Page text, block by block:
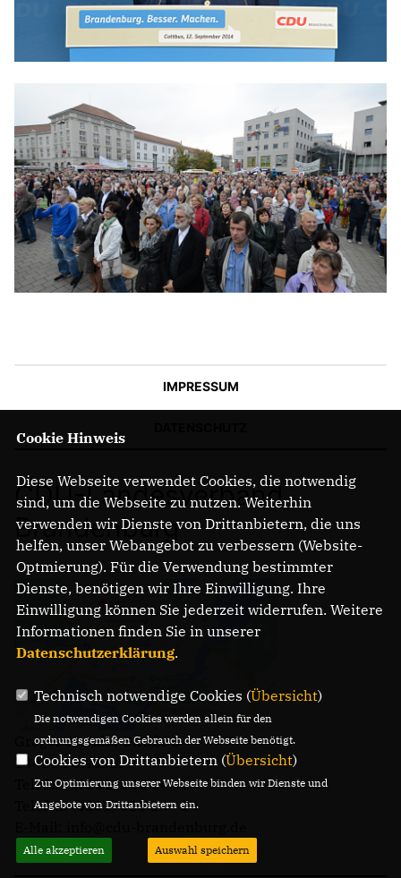
IMPRESSUM
CDU-Landesverband
Brandenburg
Gregor-Mendel-Straße 3
14469 Potsdam
Telefon: (0331) 620 14 - 0
Telefax: (0331) 620 14 - 14
Cookie Hinweis
Diese Webseite verwendet Cookies, die notwendig
sind, um die Webseite zu nutzen. Weiterhin
verwenden wir Dienste von Drittanbietern, die uns
helfen, unser Webangebot zu verbessern (Website-
Optmierung). Für die Verwendung bestimmter
Dienste, benötigen wir Ihre Einwilligung. Ihre
Einwilligung können Sie jederzeit widerrufen. Weitere
Informationen finden Sie in unserer
Datenschutzerklärung.
Technisch notwendige Cookies (Übersicht)
Die notwendigen Cookies werden allein für den
ordnungsgemäßen Gebrauch der Webseite benötigt.
Cookies von Drittanbietern (Übersicht)
Zur Optimierung unserer Webseite binden wir Dienste und
Angebote von Drittanbietern ein.
Alle akzeptieren Auswahl speichern